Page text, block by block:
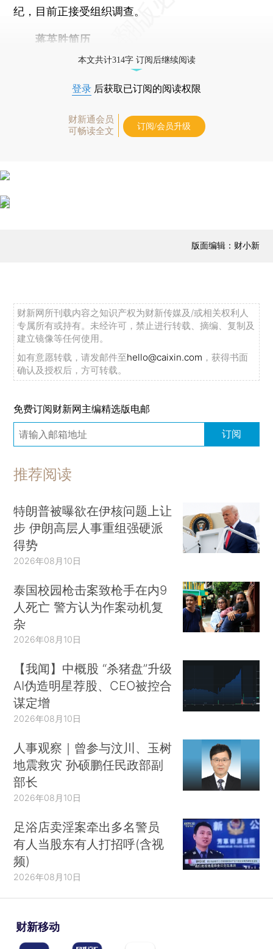
纪，目前正接受组织调查。
蒋英胜简历
本文共计314字 订阅后继续阅读
登录 后获取已订阅的阅读权限
财新通会员
可畅读全文
订阅/会员升级
版面编辑：财小新
财新网所刊载内容之知识产权为财新传媒及/或相关权利人
专属所有或持有。未经许可，禁止进行转载、摘编、复制及
建立镜像等任何使用。
如有意愿转载，请发邮件至hello@caixin.com ，获得书面
确认及授权后，方可转载。
免费订阅财新网主编精选版电邮
订阅
推荐阅读
特朗普被曝欲在伊核问题上让
步 伊朗高层人事重组强硬派
得势
2026年08月10日
泰国校园枪击案致枪手在内9
人死亡 警方认为作案动机复
杂
2026年08月10日
【我闻】中概股 “杀猪盘”升级
AI伪造明星荐股、CEO被控合
谋定增
2026年08月10日
人事观察｜曾参与汶川、玉树
地震救灾 孙硕鹏任民政部副
部长
2026年08月10日
足浴店卖淫案牵出多名警员
有人当股东有人打招呼(含视
频)
2026年08月10日
财新移动